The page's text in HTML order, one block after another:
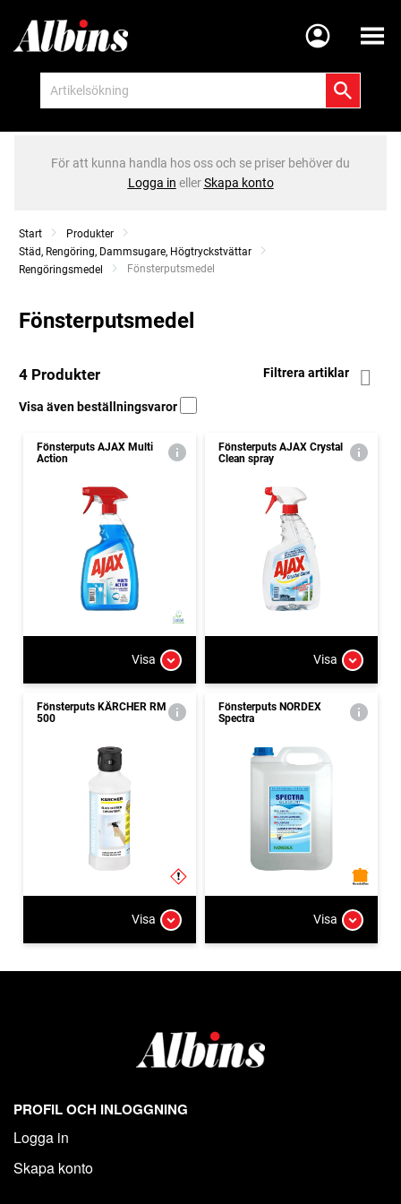
Meny
För att kunna handla hos oss och se priser behöver du
Logga in ellerSkapa konto
Start
Produkter
Städ, Rengöring, Dammsugare, Högtryckstvättar
Rengöringsmedel
Current:
Fönsterputsmedel
Fönsterputsmedel
4 Produkter Filtrera artiklar
Visa även beställningsvaror
Fönsterputs AJAX Multi
Action
Visa
Fönsterputs AJAX Crystal
Clean spray
Visa
Fönsterputs KÄRCHER RM
500
Visa
Fönsterputs NORDEX
Spectra
Visa
PROFIL OCH INLOGGNING
Logga in
Skapa konto